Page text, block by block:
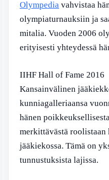
Olympedia vahvistaa
olympiaturnauksiin ja
mitalia. Vuoden 2006
erityisesti yhteydessä
IIHF Hall of Fame 2016
Kansainvälinen
kunniagalleriaansa
hänen
merkittävästä roolistaan
jääkiekossa. Tämä on
tunnustuksista lajissa.